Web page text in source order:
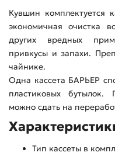
Кувшин комплектуется
экономичная очистка
других вредных
привкусы и запахи.
чайнике.
Одна кассета БАРЬЕР
пластиковых бутылок.
можно сдать на
Тип кассеты в